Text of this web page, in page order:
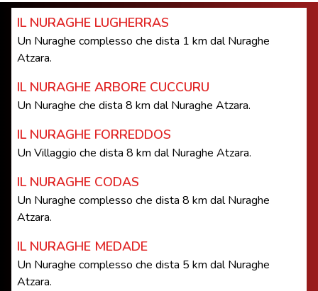
IL NURAGHE LUGHERRAS
Un Nuraghe complesso che dista 1 km dal Nuraghe
Atzara.
IL NURAGHE ARBORE CUCCURU
Un Nuraghe che dista 8 km dal Nuraghe Atzara.
IL NURAGHE FORREDDOS
Un Villaggio che dista 8 km dal Nuraghe Atzara.
IL NURAGHE CODAS
Un Nuraghe complesso che dista 8 km dal Nuraghe
Atzara.
IL NURAGHE MEDADE
Un Nuraghe complesso che dista 5 km dal Nuraghe
Atzara.